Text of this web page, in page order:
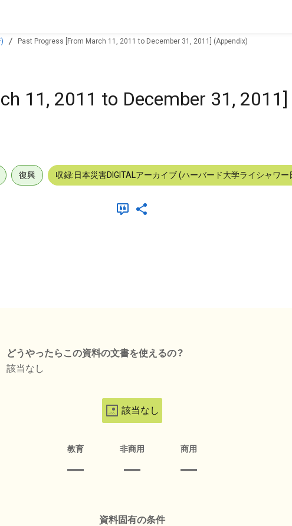
Past Progress [From March 11, 2011 to December 31, 2011] (Appendix)
11, 2011 to December 31, 2011]
復興 収録:日本災害DIGITALアーカイブ (ハーバード大学ライシャワー
どうやったらこの資料の文書を使えるの？
該当なし
該当なし
教育 非商用 商用
資料固有の条件